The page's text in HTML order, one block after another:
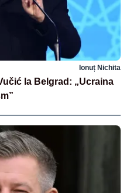
Ionuț Nichita
la Belgrad: „Ucraina